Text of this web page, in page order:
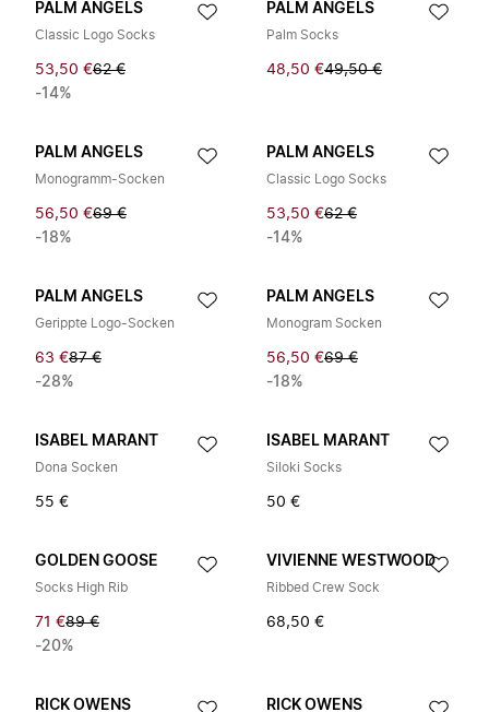
PALM ANGELS
Classic Logo Socks
53,50 €62 €
-14%
PALM ANGELS
Palm Socks
48,50 €49,50 €
PALM ANGELS
Monogramm-Socken
56,50 €69 €
-18%
PALM ANGELS
Classic Logo Socks
53,50 €62 €
-14%
PALM ANGELS
Gerippte Logo-Socken
63 €87 €
-28%
PALM ANGELS
Monogram Socken
56,50 €69 €
-18%
ISABEL MARANT
Dona Socken
55 €
ISABEL MARANT
Siloki Socks
50 €
GOLDEN GOOSE
Socks High Rib
71 €89 €
-20%
VIVIENNE WESTWOOD
Ribbed Crew Sock
68,50 €
RICK OWENS RICK OWENS